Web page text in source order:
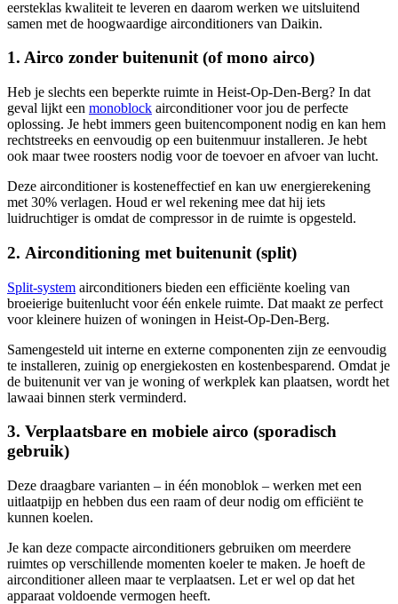
eersteklas kwaliteit te leveren en daarom werken we uitsluitend
samen met de hoogwaardige airconditioners van Daikin.
1. Airco zonder buitenunit (of mono airco)
Heb je slechts een beperkte ruimte in Heist-Op-Den-Berg? In dat
geval lijkt een monoblock airconditioner voor jou de perfecte
oplossing. Je hebt immers geen buitencomponent nodig en kan hem
rechtstreeks en eenvoudig op een buitenmuur installeren. Je hebt
ook maar twee roosters nodig voor de toevoer en afvoer van lucht.
Deze airconditioner is kosteneffectief en kan uw energierekening
met 30% verlagen. Houd er wel rekening mee dat hij iets
luidruchtiger is omdat de compressor in de ruimte is opgesteld.
2. Airconditioning met buitenunit (split)
Split-system airconditioners bieden een efficiënte koeling van
broeierige buitenlucht voor één enkele ruimte. Dat maakt ze perfect
voor kleinere huizen of woningen in Heist-Op-Den-Berg.
Samengesteld uit interne en externe componenten zijn ze eenvoudig
te installeren, zuinig op energiekosten en kostenbesparend. Omdat je
de buitenunit ver van je woning of werkplek kan plaatsen, wordt het
lawaai binnen sterk verminderd.
3. Verplaatsbare en mobiele airco (sporadisch
gebruik)
Deze draagbare varianten – in één monoblok – werken met een
uitlaatpijp en hebben dus een raam of deur nodig om efficiënt te
kunnen koelen.
Je kan deze compacte airconditioners gebruiken om meerdere
ruimtes op verschillende momenten koeler te maken. Je hoeft de
airconditioner alleen maar te verplaatsen. Let er wel op dat het
apparaat voldoende vermogen heeft.